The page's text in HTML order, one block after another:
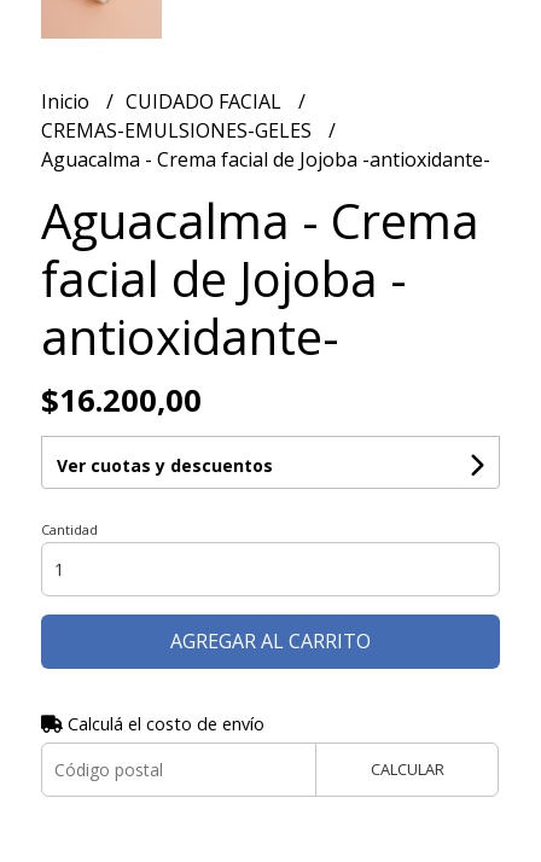
Inicio
CUIDADO FACIAL
CREMAS-EMULSIONES-GELES
Aguacalma - Crema facial de Jojoba -antioxidante-
Aguacalma - Crema
facial de Jojoba -
antioxidante-
$16.200,00
Ver cuotas y descuentos
Cantidad
AGREGAR AL CARRITO
Calculá el costo de envío
CALCULAR